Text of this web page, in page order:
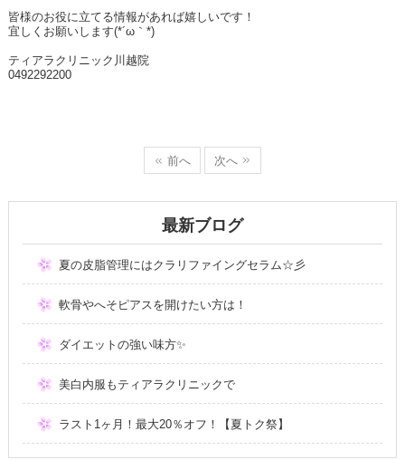
皆様のお役に立てる情報があれば嬉しいです！
宜しくお願いします(*´ω｀*)
ティアラクリニック川越院
0492292200
前へ 次へ
最新ブログ
夏の皮脂管理にはクラリファイングセラム☆彡
軟骨やへそピアスを開けたい方は！
ダイエットの強い味方✨
美白内服もティアラクリニックで
ラスト1ヶ月！最大20％オフ！【夏トク祭】